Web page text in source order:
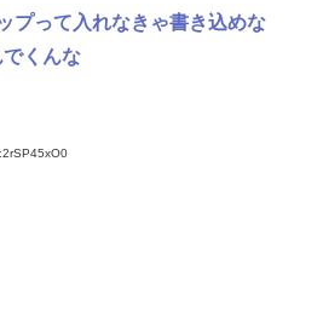
プって入れなきゃ書き込めな
くんな